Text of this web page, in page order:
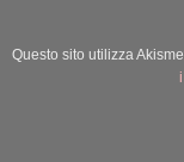
Questo sito utilizza